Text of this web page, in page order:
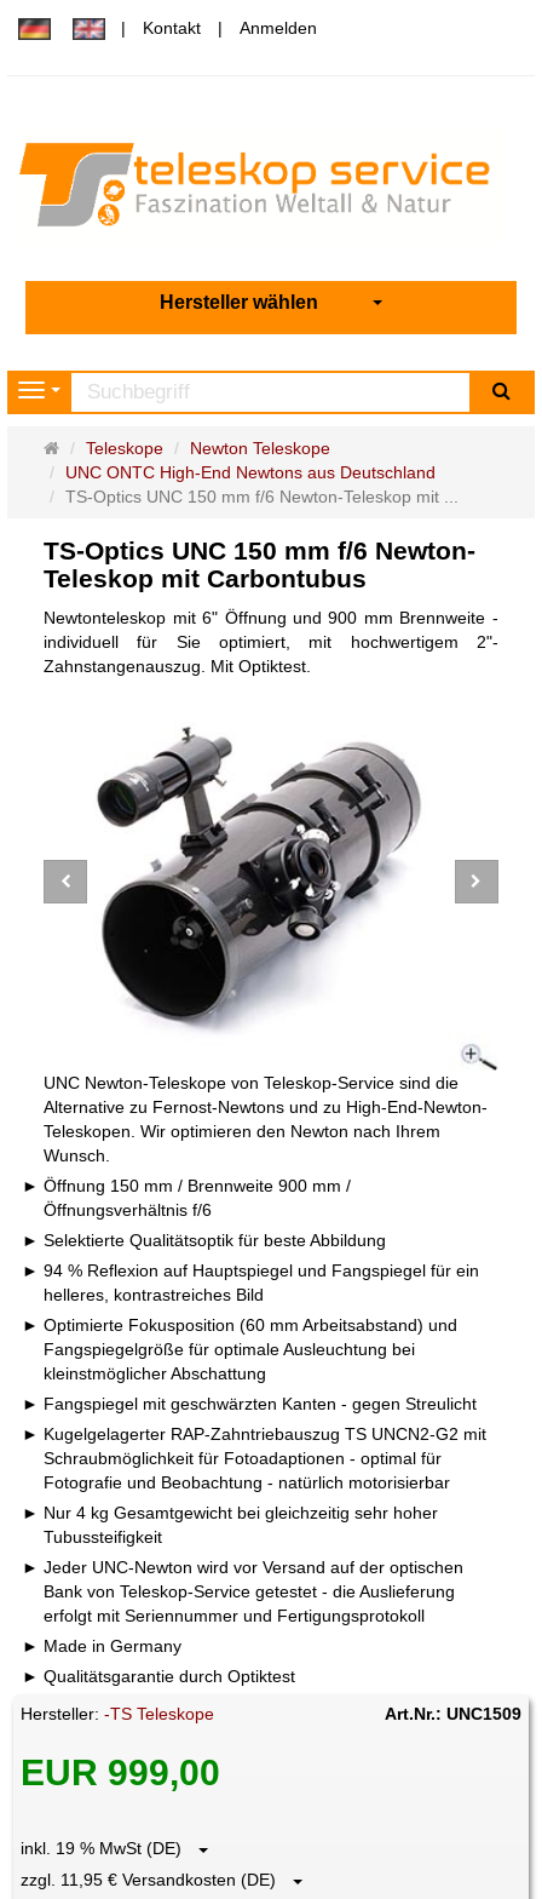
Kontakt Anmelden
Hersteller wählen
Navigation
Startseite
Teleskope
Newton Teleskope
UNC ONTC High-End Newtons aus Deutschland
TS-Optics UNC 150 mm f/6 Newton-Teleskop mit ...
TS-Optics UNC 150 mm f/6 Newton-
Teleskop mit Carbontubus
Newtonteleskop mit 6" Öffnung und 900 mm Brennweite -
individuell für Sie optimiert, mit hochwertigem 2"-
Zahnstangenauszug. Mit Optiktest.
UNC Newton-Teleskope von Teleskop-Service sind die
Alternative zu Fernost-Newtons und zu High-End-Newton-
Teleskopen. Wir optimieren den Newton nach Ihrem
Wunsch.
Öffnung 150 mm / Brennweite 900 mm /
Öffnungsverhältnis f/6
Selektierte Qualitätsoptik für beste Abbildung
94 % Reflexion auf Hauptspiegel und Fangspiegel für ein
helleres, kontrastreiches Bild
Optimierte Fokusposition (60 mm Arbeitsabstand) und
Fangspiegelgröße für optimale Ausleuchtung bei
kleinstmöglicher Abschattung
Fangspiegel mit geschwärzten Kanten - gegen Streulicht
Kugelgelagerter RAP-Zahntriebauszug TS UNCN2-G2 mit
Schraubmöglichkeit für Fotoadaptionen - optimal für
Fotografie und Beobachtung - natürlich motorisierbar
Nur 4 kg Gesamtgewicht bei gleichzeitig sehr hoher
Tubussteifigkeit
Jeder UNC-Newton wird vor Versand auf der optischen
Bank von Teleskop-Service getestet - die Auslieferung
erfolgt mit Seriennummer und Fertigungsprotokoll
Made in Germany
Qualitätsgarantie durch Optiktest
Hersteller:-TS Teleskope Art.Nr.: UNC1509
EUR 999,00
inkl. 19 % MwSt (DE)
zzgl. 11,95 € Versandkosten (DE)